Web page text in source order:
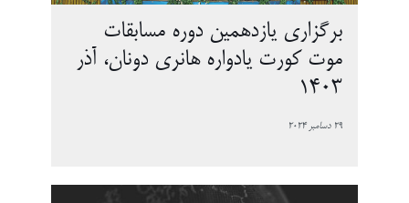
برگزاری یازدهمین دوره مسابقات
موت کورت یادواره هانری دونان، آذر
1403
29 دسامبر 2024